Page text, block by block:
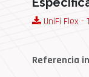
UniFi Flex -
Referencia